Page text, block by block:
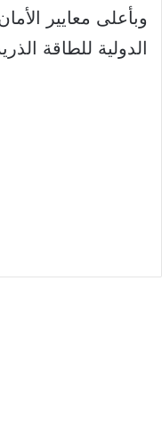
وبأعلى معايير
الدولية للطاقة